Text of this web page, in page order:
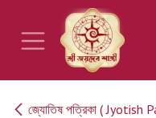
Skip to Content
জ্যোতিষ পত্রিকা ( Jyotish